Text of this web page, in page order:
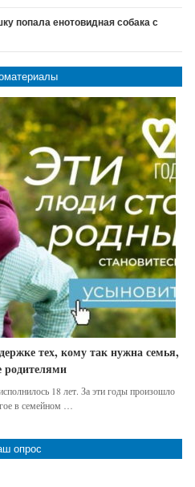
попала енотовидная собака с
тех, кому так нужна семья,
родителями
18 лет. За эти годы произошло
в семейном …
опрос